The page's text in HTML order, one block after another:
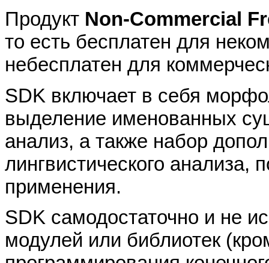
Продукт Non-Commercial
то есть бесплатен для
небесплатен для
SDK включает в себя
выделение именованных
анализ, а также набор
лингвистического анализа,
применения.
SDK самодостаточно и не
модулей или библиотек